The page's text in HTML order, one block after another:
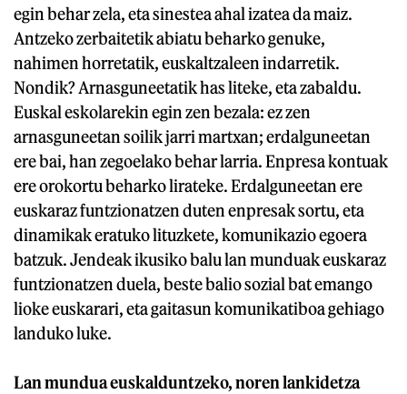
egin behar zela, eta sinestea ahal izatea da maiz.
Antzeko zerbaitetik abiatu beharko genuke,
nahimen horretatik, euskaltzaleen indarretik.
Nondik? Arnasguneetatik has liteke, eta zabaldu.
Euskal eskolarekin egin zen bezala: ez zen
arnasguneetan soilik jarri martxan; erdalguneetan
ere bai, han zegoelako behar larria. Enpresa kontuak
ere orokortu beharko lirateke. Erdalguneetan ere
euskaraz funtzionatzen duten enpresak sortu, eta
dinamikak eratuko lituzkete, komunikazio egoera
batzuk. Jendeak ikusiko balu lan munduak euskaraz
funtzionatzen duela, beste balio sozial bat emango
lioke euskarari, eta gaitasun komunikatiboa gehiago
landuko luke.
Lan mundua euskalduntzeko, noren lankidetza